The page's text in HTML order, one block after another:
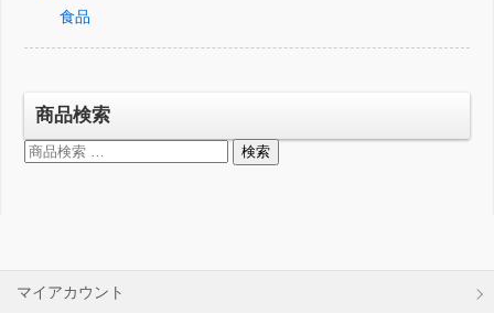
食品
商品検索
検
検索
マイアカウント